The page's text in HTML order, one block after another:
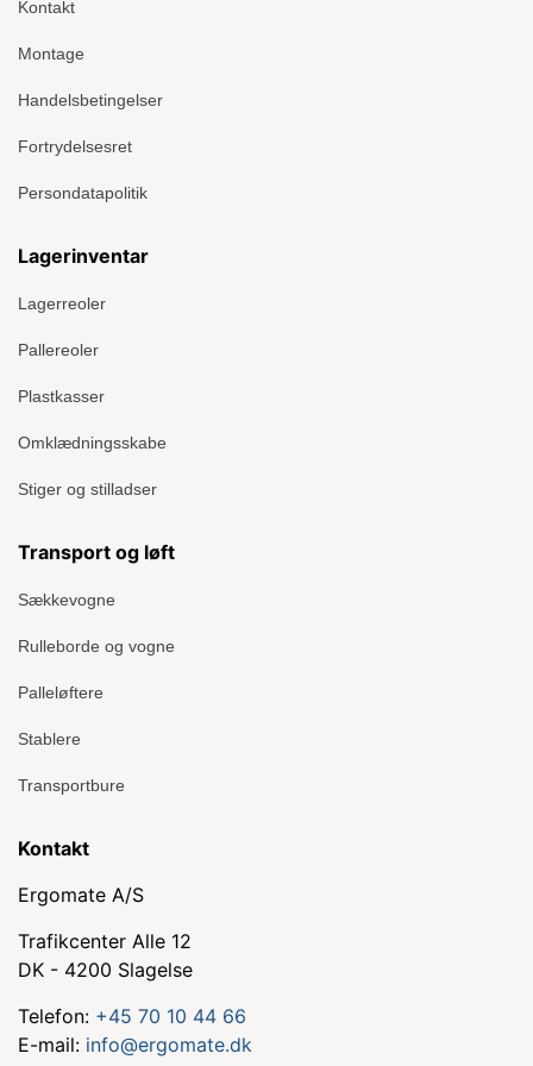
Kontakt
Montage
Handelsbetingelser
Fortrydelsesret
Persondatapolitik
Lagerinventar
Lagerreoler
Pallereoler
Plastkasser
Omklædningsskabe
Stiger og stilladser
Transport og løft
Sækkevogne
Rulleborde og vogne
Palleløftere
Stablere
Transportbure
Kontakt
Ergomate A/S
Trafikcenter Alle 12
DK - 4200 Slagelse
Telefon: +45 70 10 44 66
E-mail: info@ergomate.dk